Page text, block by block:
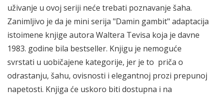
uživanje u ovoj seriji neće trebati poznavanje šaha.
Zanimljivo je da je mini serija "Damin gambit" adaptacija
istoimene knjige autora Waltera Tevisa koja je davne
1983. godine bila bestseller. Knjigu je nemoguće
svrstati u uobičajene kategorije, jer je to priča o
odrastanju, šahu, ovisnosti i elegantnoj prozi prepunoj
napetosti. Knjiga će uskoro biti dostupna i na